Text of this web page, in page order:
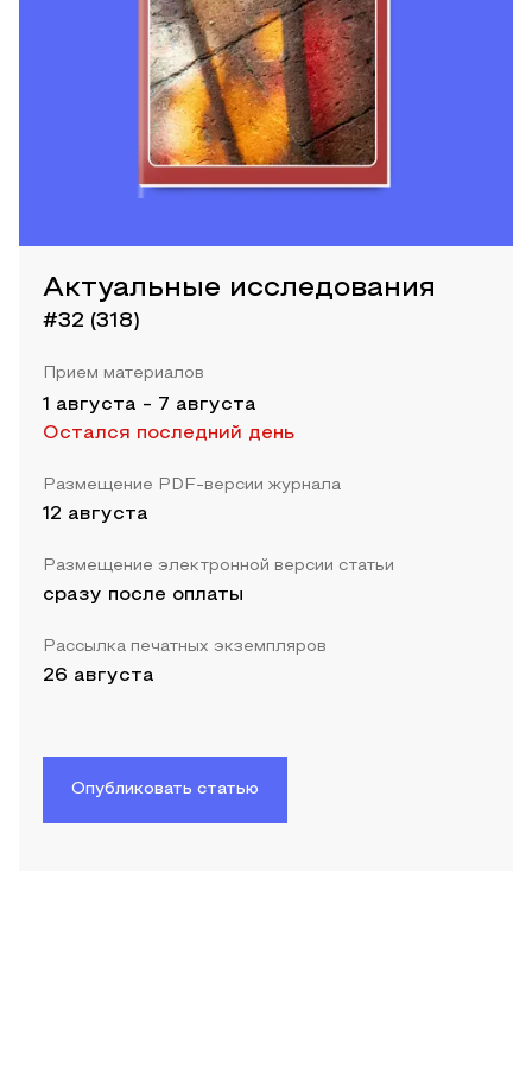
Актуальные исследования
#32 (318)
Прием материалов
1 августа - 7 августа
Остался последний день
Размещение PDF-версии журнала
12 августа
Размещение электронной версии статьи
сразу после оплаты
Рассылка печатных экземпляров
26 августа
Опубликовать статью